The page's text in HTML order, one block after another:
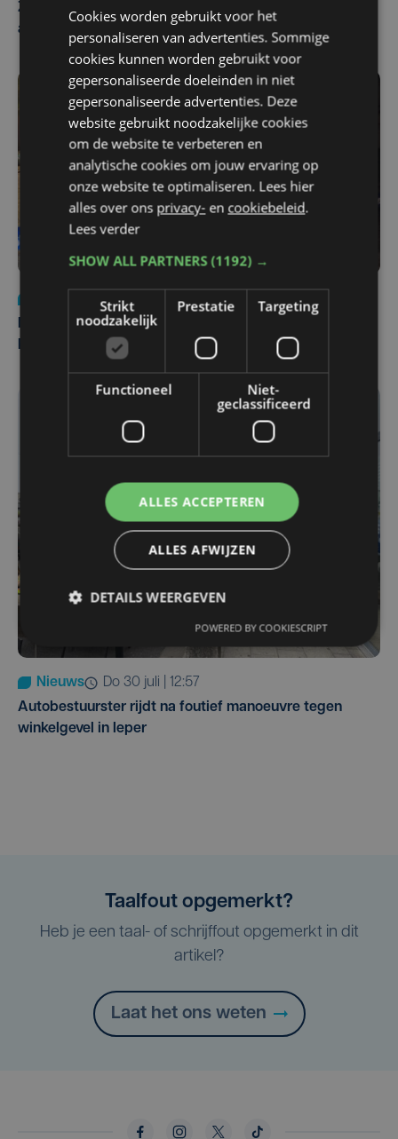
Zwaar ongeval op E403 in Izegem: drie rijstroken
afgesloten
di 4 augustus | 09:32
Man en vrouw dood aangetroffen in woning in Sint-
Pieters Brugge
Nieuws
do 30 juli | 12:57
Autobestuurster rijdt na foutief manoeuvre tegen
winkelgevel in Ieper
Taalfout opgemerkt?
Heb je een taal- of schrijffout opgemerkt in dit
artikel?
Laat het ons weten
Cookies worden gebruikt voor het
personaliseren van advertenties. Sommige
cookies kunnen worden gebruikt voor
gepersonaliseerde doeleinden in niet
gepersonaliseerde advertenties. Deze
website gebruikt noodzakelijke cookies
om de website te verbeteren en
analytische cookies om jouw ervaring op
onze website te optimaliseren. Lees hier
alles over ons privacy- en cookiebeleid.
Lees verder
SHOW ALL PARTNERS(1192) →
Strikt
noodzakelijk
Prestatie Targeting
Functioneel
Niet-
geclassificeerd
ALLES ACCEPTEREN
ALLES AFWIJZEN
DETAILS WEERGEVEN
POWERED BY COOKIESCRIPT